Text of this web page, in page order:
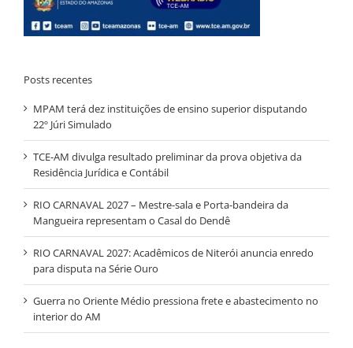
Posts recentes
MPAM terá dez instituições de ensino superior disputando
22º Júri Simulado
TCE-AM divulga resultado preliminar da prova objetiva da
Residência Jurídica e Contábil
RIO CARNAVAL 2027 – Mestre-sala e Porta-bandeira da
Mangueira representam o Casal do Dendê
RIO CARNAVAL 2027: Acadêmicos de Niterói anuncia enredo
para disputa na Série Ouro
Guerra no Oriente Médio pressiona frete e abastecimento no
interior do AM